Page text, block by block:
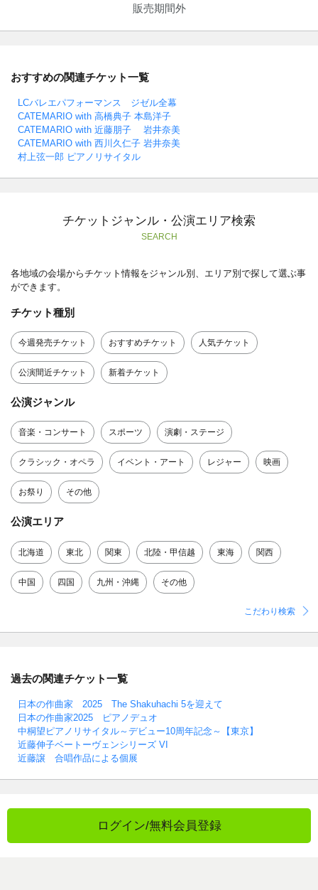
販売期間外
おすすめの関連チケット一覧
LCバレエパフォーマンス ジゼル全幕
CATEMARIO with 高橋典子 本島洋子
CATEMARIO with 近藤朋子 岩井奈美
CATEMARIO with 西川久仁子 岩井奈美
村上弦一郎 ピアノリサイタル
チケットジャンル・公演エリア検索
SEARCH
各地域の会場からチケット情報をジャンル別、エリア別で探して選ぶ事
ができます。
チケット種別
今週発売チケット おすすめチケット 人気チケット
公演間近チケット 新着チケット
公演ジャンル
音楽・コンサート スポーツ 演劇・ステージ
クラシック・オペラ イベント・アート レジャー 映画
お祭り その他
公演エリア
北海道 東北 関東 北陸・甲信越 東海 関西
中国 四国 九州・沖縄 その他
こだわり検索
過去の関連チケット一覧
日本の作曲家 2025 The Shakuhachi 5を迎えて
日本の作曲家2025 ピアノデュオ
中桐望ピアノリサイタル～デビュー10周年記念～【東京】
近藤伸子ベートーヴェンシリーズ VI
近藤譲 合唱作品による個展
ログイン/無料会員登録